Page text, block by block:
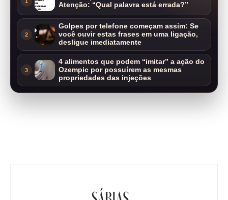
Atenção: “Qual palavra está errada?”
2
Golpes por telefone começam assim: Se
você ouvir estas frases em uma ligação,
desligue imediatamente
3
4 alimentos que podem “imitar” a ação do
Ozempic por possuírem as mesmas
propriedades das injeções